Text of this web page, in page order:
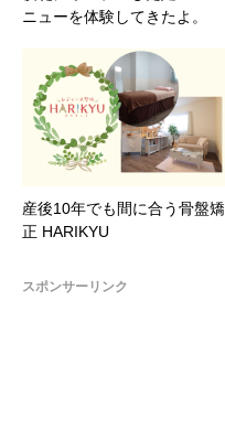
ニューを体験してきたよ。
産後10年でも間に合う骨盤矯
正 HARIKYU
スポンサーリンク